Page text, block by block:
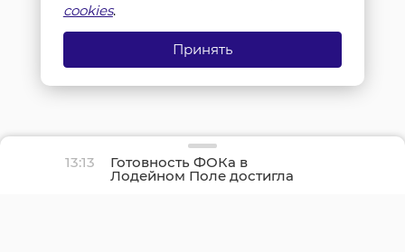
13:13 Готовность ФОКа в
Лодейном Поле достигла
cookies.
Принять